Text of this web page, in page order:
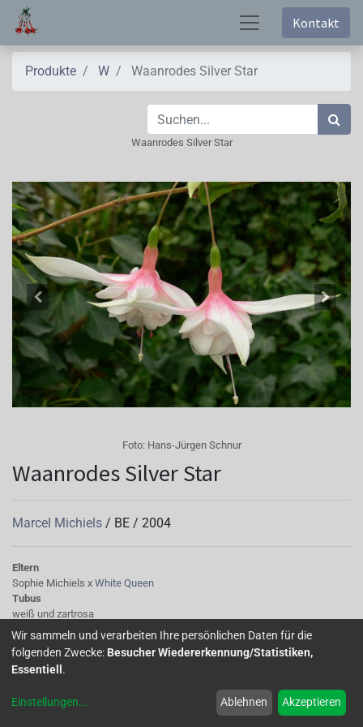
Kontakt
Produkte W Waanrodes Silver Star
Waanrodes Silver Star
Foto: Hans-Jürgen Schnur
Waanrodes Silver Star
Marcel Michiels / BE / 2004
Eltern
Sophie Michiels x White Queen
Tubus
weiß und zartrosa
Sepalen
auffallend lange Sepalen, weiß mit zartrosa
Korolle/Petalen
weiß
gefüllt, mittelgross
Wir sammeln und verarbeiten Ihre persönlichen Daten für die
folgenden Zwecke: Besucher Wiedererkennung/Statistiken,
Essentiell .
Einstellungen... Ablehnen Akzeptieren